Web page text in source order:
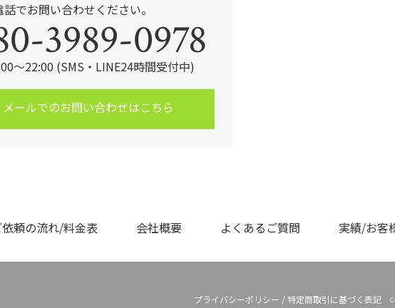
でお問い合わせください。
3989-0978
～22:00 (SMS・LINE24時間受付中)
メールでのお問い合わせはこちら
依頼の流れ/料金表 会社概要 よくあるご質問 実績/お客
プライバシーポリシー / 特定商取引に基づく表記